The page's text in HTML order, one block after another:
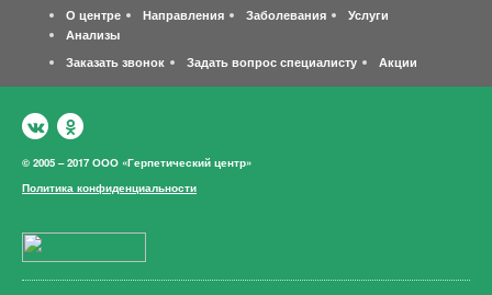
О центре
Направления Заболевания
Услуги
Анализы
Заказать звонок
Задать вопрос специалисту Акции
© 2005 – 2017 ООО «Герпетический центр»
Политика конфиденциальности